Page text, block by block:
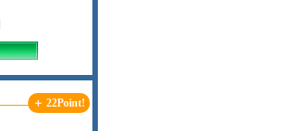
＋ 22Point!